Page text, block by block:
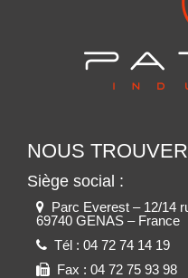
NOUS TROUVER
Siège social :
Parc Everest – 12/14
69740 GENAS – France
Tél : 04 72 74 14 19
Fax : 04 72 75 93 98